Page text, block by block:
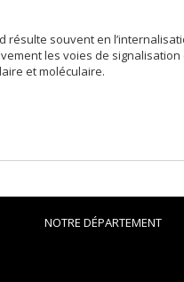
résulte souvent en
les voies de
et moléculaire.
NOTRE DÉPARTEMENT